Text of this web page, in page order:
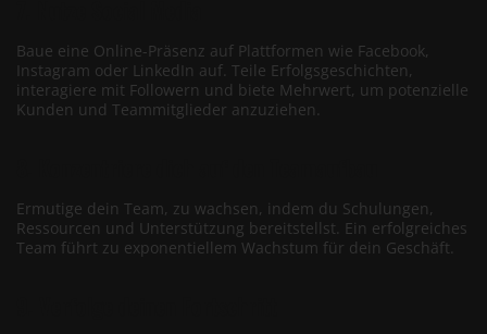
Baue eine Online-Präsenz auf Plattformen wie Facebook,
Instagram oder LinkedIn auf. Teile Erfolgsgeschichten,
interagiere mit Followern und biete Mehrwert, um potenzielle
Kunden und Teammitglieder anzuziehen.
Ermutige dein Team, zu wachsen, indem du Schulungen,
Ressourcen und Unterstützung bereitstellst. Ein erfolgreiches
Team führt zu exponentiellem Wachstum für dein Geschäft.